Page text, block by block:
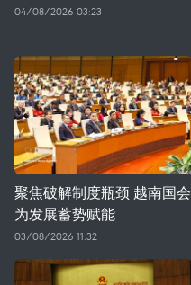
04/08/2026 03:23
聚焦破解制度瓶颈 越南国会
为发展蓄势赋能
03/08/2026 11:32